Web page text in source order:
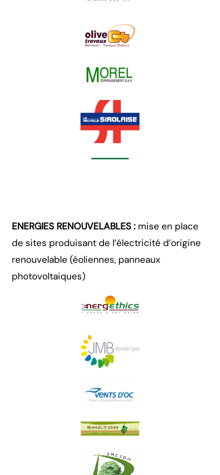
ENERGIES RENOUVELABLES : mise en place
de sites produisant de l’électricité d’origine
renouvelable (éoliennes, panneaux
photovoltaiques)